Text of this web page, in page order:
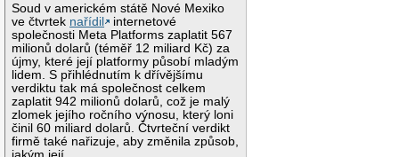
Soud v americkém státě Nové Mexiko
ve čtvrtek nařídil
internetové
společnosti Meta Platforms zaplatit 567
milionů dolarů (téměř 12 miliard Kč) za
újmy, které její platformy působí mladým
lidem. S přihlédnutím k dřívějšímu
verdiktu tak má společnost celkem
zaplatit 942 milionů dolarů, což je malý
zlomek jejího ročního výnosu, který loni
činil 60 miliard dolarů. Čtvrteční verdikt
firmě také nařizuje, aby změnila způsob,